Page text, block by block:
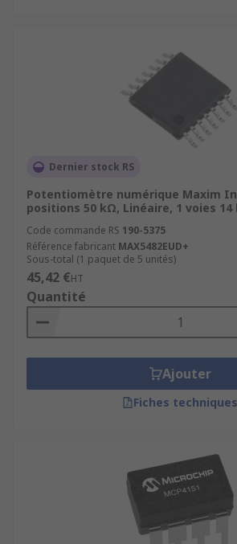
Dernier stock RS
Potentiomètre numérique Maxim
positions 50 kΩ, Linéaire, 1 voies 14
Code commande RS 190-5375
Référence fabricant MAX5482EUD+
Sous-total (1 paquet de 5 unités)
45,42 €HT
Quantité
Ajouter
Fiches techniques